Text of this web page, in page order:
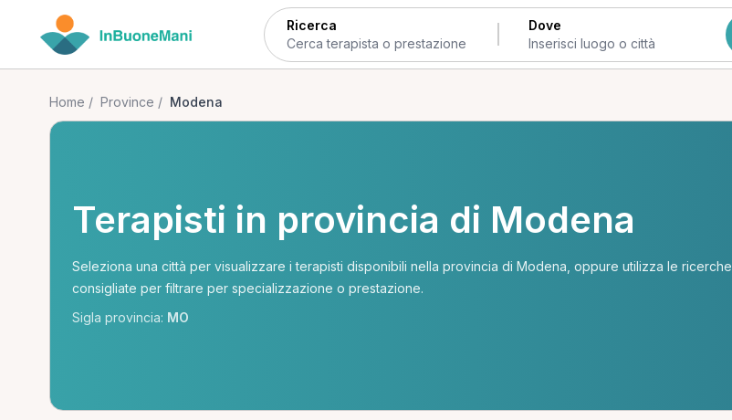
Ricerca Dove
Home / Province / Modena
Terapisti in provincia di Modena
Seleziona una città per visualizzare i terapisti disponibili nella provincia di Modena, oppure utilizza le ricerche
consigliate per filtrare per specializzazione o prestazione.
Sigla provincia: MO